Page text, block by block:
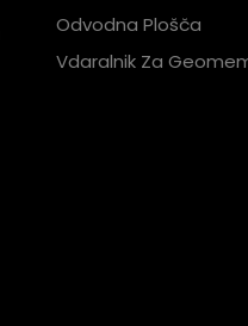
Odvodna Plošča
Vdaralnik Za